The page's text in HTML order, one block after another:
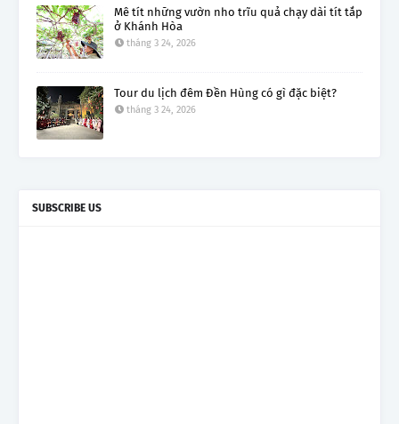
Mê tít những vườn nho trĩu quả chạy dài tít tắp
ở Khánh Hòa
tháng 3 24, 2026
Tour du lịch đêm Đền Hùng có gì đặc biệt?
tháng 3 24, 2026
SUBSCRIBE US